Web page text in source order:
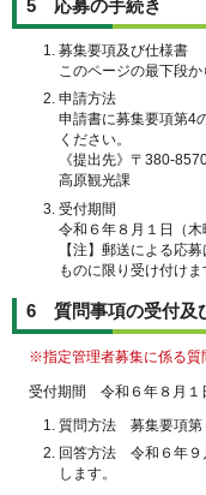
5 応募の手続き
募集要項及び仕様書
このページの最下段か
申請方法
申請書に募集要項第4
ください。
《提出先》〒380-
高原観光課
受付期間
令和６年８月１日（
【注】郵送による応
ものに限り受け付けま
6 質問事項の受付及
※指定管理者募集に係る質
受付期間 令和６年８月１
質問方法 募集要項第
回答方法 令和６年９
します。